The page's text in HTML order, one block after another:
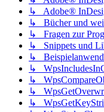
↳ Adobe®
↳ Bücher und
↳ Fragen zur
↳ Snippets und
↳
↳
↳
↳
↳